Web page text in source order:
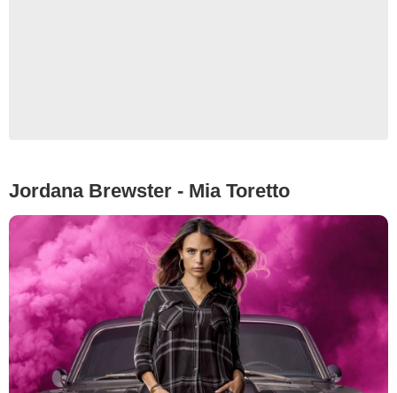
Jordana Brewster - Mia Toretto